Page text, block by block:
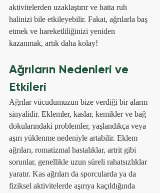
aktivitelerden uzaklaştırır ve hatta ruh
halinizi bile etkileyebilir. Fakat, ağrılarla baş
etmek ve hareketliliğinizi yeniden
kazanmak, artık daha kolay!
Ağrıların Nedenleri ve
Etkileri
Ağrılar vücudumuzun bize verdiği bir alarm
sinyalidir. Eklemler, kaslar, kemikler ve bağ
dokularındaki problemler, yaşlandıkça veya
aşırı yüklenme nedeniyle artabilir. Eklem
ağrıları, romatizmal hastalıklar, artrit gibi
sorunlar, genellikle uzun süreli rahatsızlıklar
yaratır. Kas ağrıları da sporcularda ya da
fiziksel aktivitelerde aşırıya kaçıldığında